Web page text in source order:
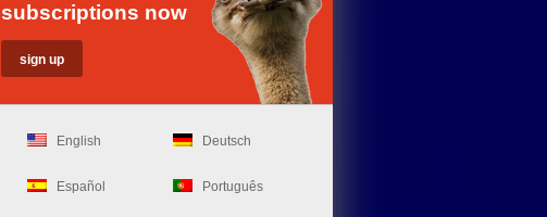
subscriptions now
English Deutsch
Español Português